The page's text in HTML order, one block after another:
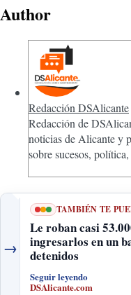
Author
Redacción DSAlicante
Redacción de
noticias de Alicante y
sobre sucesos, política,
→
TAMBIÉN TE
Le roban casi
ingresarlos en un
detenidos
Seguir leyendo
DSAlicante.com